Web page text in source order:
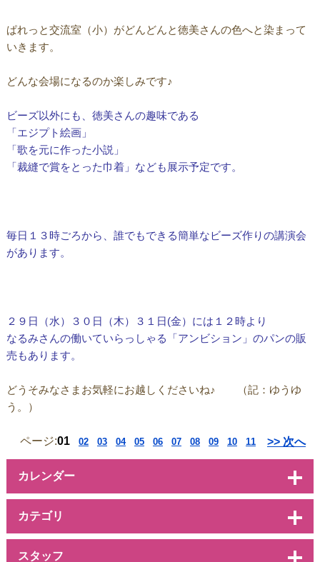
ぱれっと交流室（小）がどんどんと徳美さんの色へと染まって
いきます。
どんな会場になるのか楽しみです♪
ビーズ以外にも、徳美さんの趣味である
「エジプト絵画」
「歌を元に作った小説」
「裁縫で賞をとった巾着」なども展示予定です。
毎日１３時ごろから、誰でもできる簡単なビーズ作りの講演会
があります。
２９日（水）３０日（木）３１日(金）には１２時より
なるみさんの働いていらっしゃる「アンビション」のパンの販
売もあります。
どうそみなさまお気軽にお越しくださいね♪ （記：ゆうゆ
う。）
ページ:01 02 03 04 05 06 07 08 09 10 11 >> 次へ
カレンダー
カテゴリ
スタッフ